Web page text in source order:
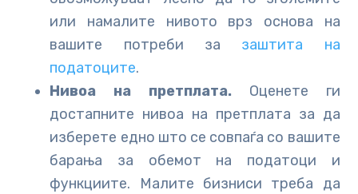
или намалите нивото врз основа на
вашите потреби за заштита на
податоците.
Нивоа на претплата. Оценете ги
достапните нивоа на претплата за да
изберете едно што се совпаѓа со вашите
барања за обемот на податоци и
функциите. Малите бизниси треба да